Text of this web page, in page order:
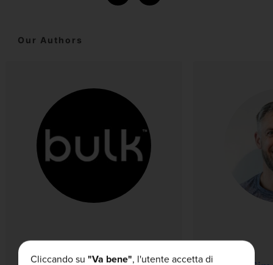
Our Authors
Cliccando su "Va bene", l'utente accetta di